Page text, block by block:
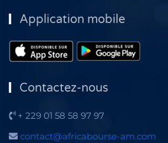
Application mobile
Contactez-nous
+ 229 01 58 58 97 97
contact@africabourse-am.com